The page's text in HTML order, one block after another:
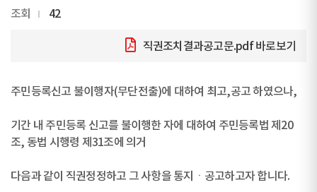
조회
42
직권조치결과공고문.pdf 바로보기
주민등록신고 불이행자(무단전출)에 대하여 최고,공고 하였으나,
기간 내 주민등록 신고를 불이행한 자에 대하여 주민등록법 제20
조, 동법 시행령 제31조에 의거
다음과 같이 직권정정하고 그 사항을 통지ㆍ공고하고자 합니다.